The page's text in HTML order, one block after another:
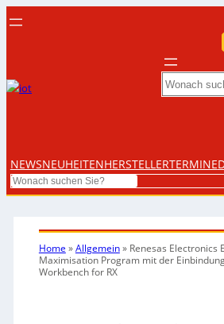
Search
NEWSNEUHEITENHERSTELLERTERMINE
Search
Home »Allgemein» Renesas Electronics
Maximisation Program mit der
Workbench for RX